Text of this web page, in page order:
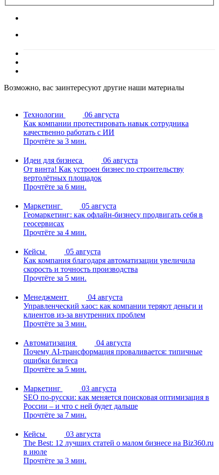
Возможно, вас заинтересуют другие наши материалы
Технологии
06 августа
Как компании протестировать навык сотрудника
качественно работать с ИИ
Прочтёте за 3 мин.
Идеи для бизнеса
06 августа
От винта! Как устроен бизнес по строительству
вертолётных площадок
Прочтёте за 6 мин.
Маркетинг
05 августа
Геомаркетинг: как офлайн-бизнесу продвигать себя в
геосервисах
Прочтёте за 4 мин.
Кейсы
05 августа
Как компания благодаря автоматизации увеличила
скорость и точность производства
Прочтёте за 5 мин.
Менеджмент
04 августа
Управленческий хаос: как компании теряют деньги и
клиентов из-за внутренних проблем
Прочтёте за 3 мин.
Автоматизация
04 августа
Почему AI-трансформация проваливается: типичные
ошибки бизнеса
Прочтёте за 5 мин.
Маркетинг
03 августа
SEO по-русски: как меняется поисковая оптимизация в
России – и что с ней будет дальше
Прочтёте за 7 мин.
Кейсы
03 августа
The Best: 12 лучших статей о малом бизнесе на Biz360.ru
в июле
Прочтёте за 3 мин.